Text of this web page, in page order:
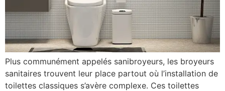
Plus communément appelés sanibroyeurs, les broyeurs
sanitaires trouvent leur place partout où l’installation de
toilettes classiques s’avère complexe. Ces toilettes